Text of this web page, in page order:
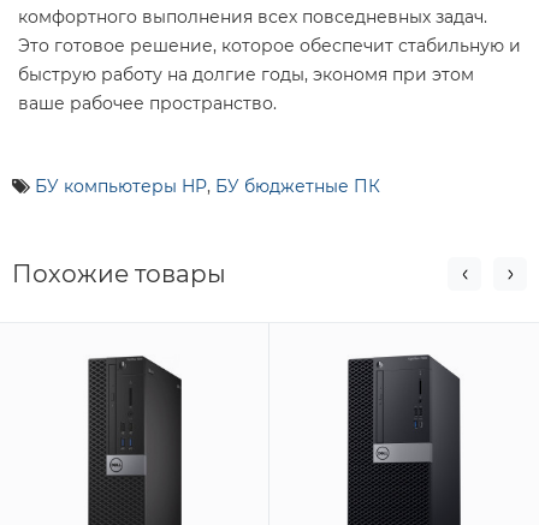
комфортного выполнения всех повседневных задач.
Это готовое решение, которое обеспечит стабильную и
быструю работу на долгие годы, экономя при этом
ваше рабочее пространство.
БУ компьютеры HP, БУ бюджетные ПК
Похожие товары